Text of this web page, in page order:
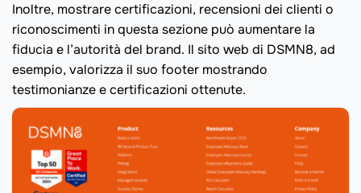
Inoltre, mostrare certificazioni, recensioni dei clienti o
riconoscimenti in questa sezione può aumentare la
fiducia e l’autorità del brand. Il sito web di DSMN8, ad
esempio, valorizza il suo footer mostrando
testimonianze e certificazioni ottenute.